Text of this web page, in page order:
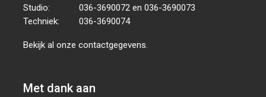
Studio:
036-3690072 en 036-3690073
Techniek:
036-3690074
Bekijk al onzecontactgegevens
Met dank aan